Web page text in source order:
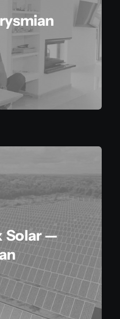
Solar —